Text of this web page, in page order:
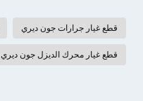
قطع غيار جرارات جون ديري
قطع غيار محرك الديزل جون ديري